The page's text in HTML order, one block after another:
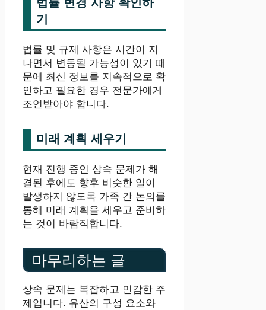
기
법률 및 규제 사항은 시간이 지
나면서 변동될 가능성이 있기 때
문에 최신 정보를 지속적으로 확
인하고 필요한 경우 전문가에게
조언받아야 합니다.
미래 계획 세우기
현재 진행 중인 상속 문제가 해
결된 후에도 향후 비슷한 일이
발생하지 않도록 가족 간 논의를
통해 미래 계획을 세우고 준비하
는 것이 바람직합니다.
마무리하는 글
상속 문제는 복잡하고 민감한 주
제입니다. 유산의 구성 요소와